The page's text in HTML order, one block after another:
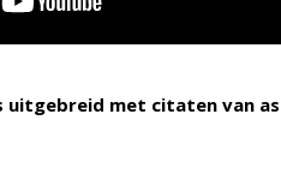
met citaten van